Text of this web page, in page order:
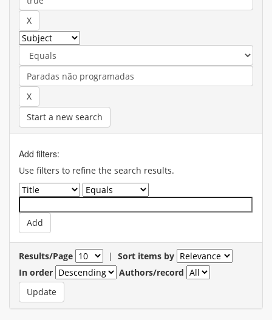
Start a new search
Add filters:
Use filters to refine the search results.
Results/Page | Sort items by
In order
Authors/record